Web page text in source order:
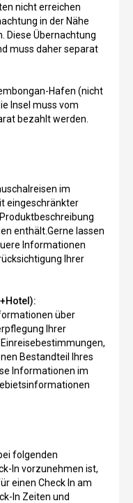
nicht erreichen
in der Nähe
Diese Übernachtung
muss daher separat
Hafen (nicht
Insel muss vom
bezahlt werden.
im
eingeschränkter
enthält.Gerne lassen
Informationen
Ihrer
über
Ihrer
Bestandteil Ihres
Informationen im
folgenden
In vorzunehmen ist,
einen Check In am
In Zeiten und